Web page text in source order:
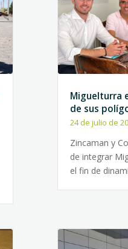
Miguelturra
de sus
24 de julio de
Zincaman y
de integrar
el fin de